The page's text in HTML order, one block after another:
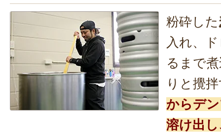
粉砕した
入れ、
るまで
りと攪
からデ
溶け出